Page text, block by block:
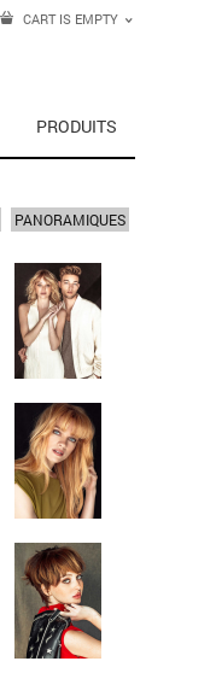
CART IS EMPTY
PRODUITS
PANORAMIQUES